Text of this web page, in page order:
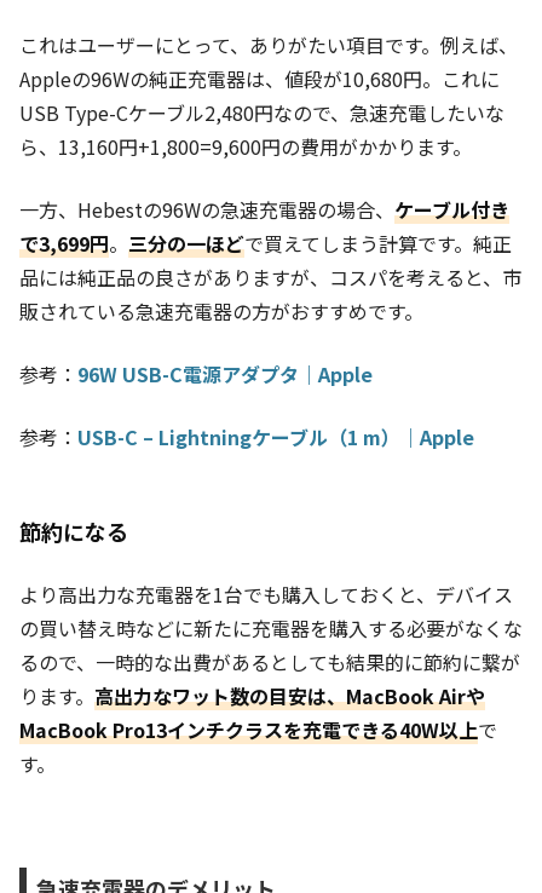
これはユーザーにとって、ありがたい項目です。例えば、
Appleの96Wの純正充電器は、値段が10,680円。これに
USB Type-Cケーブル2,480円なので、急速充電したいな
ら、13,160円+1,800=9,600円の費用がかかります。
一方、Hebestの96Wの急速充電器の場合、 ケーブル付き
で3,699円。 三分の一ほどで買えてしまう計算です。純正
品には純正品の良さがありますが、コスパを考えると、市
販されている急速充電器の方がおすすめです。
参考： 96W USB-C電源アダプタ｜Apple
参考： USB-C – Lightningケーブル（1 m）｜Apple
節約になる
より高出力な充電器を1台でも購入しておくと、デバイス
の買い替え時などに新たに充電器を購入する必要がなくな
るので、一時的な出費があるとしても結果的に節約に繋が
ります。 高出力なワット数の目安は、MacBook Airや
MacBook Pro13インチクラスを充電できる40W以上で
す。